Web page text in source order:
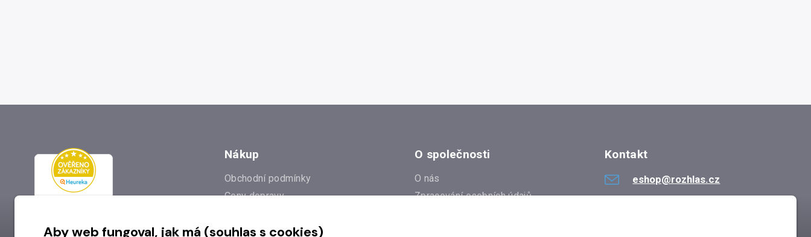
Nákup
Obchodní podmínky
Ceny dopravy
Prodejna
O společnosti
O nás
Zpracování osobních údajů
Kontakt
eshop@rozhlas.cz
Aby web fungoval, jak má (souhlas s cookies)